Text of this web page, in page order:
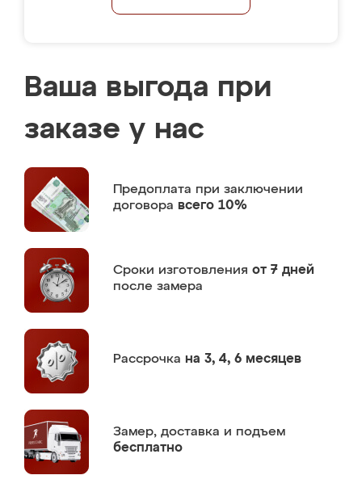
Ваша выгода при
заказе у нас
Предоплата при заключении
договора всего 10%
Сроки изготовления от 7 дней
после замера
Рассрочка на 3, 4, 6 месяцев
Замер, доставка и подъем
бесплатно